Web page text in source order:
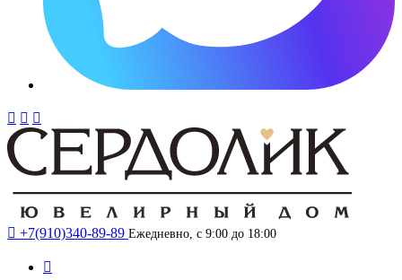
  
 +7(910)340-89-89 Ежедневно, с 9:00 до 18:00
